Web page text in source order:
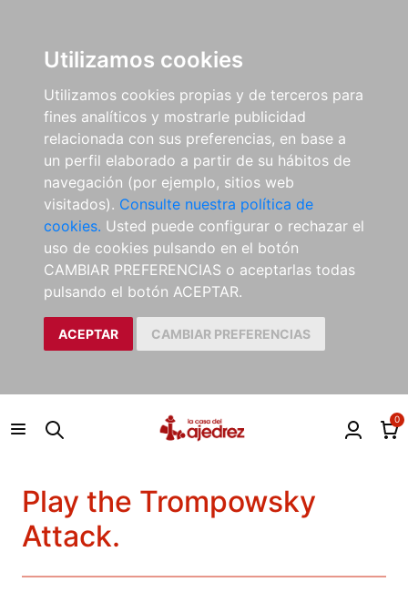
Utilizamos cookies
Utilizamos cookies propias y de terceros para
fines analíticos y mostrarle publicidad
relacionada con sus preferencias, en base a
un perfil elaborado a partir de su hábitos de
navegación (por ejemplo, sitios web
visitados). Consulte nuestra política de
cookies. Usted puede configurar o rechazar el
uso de cookies pulsando en el botón
CAMBIAR PREFERENCIAS o aceptarlas todas
pulsando el botón ACEPTAR.
ACEPTAR CAMBIAR PREFERENCIAS
0
Play the Trompowsky
Attack.